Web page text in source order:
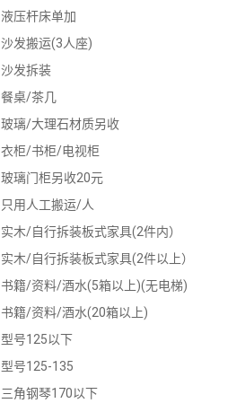
液压杆床单加
沙发搬运(3人座)
沙发拆装
餐桌/茶几
玻璃/大理石材质另收
衣柜/书柜/电视柜
玻璃门柜另收20元
只用人工搬运/人
实木/自行拆装板式家具(2件内）
实木/自行拆装板式家具(2件以上）
书籍/资料/酒水(5箱以上)(无电梯)
书籍/资料/酒水(20箱以上)
型号125以下
型号125-135
三角钢琴170以下